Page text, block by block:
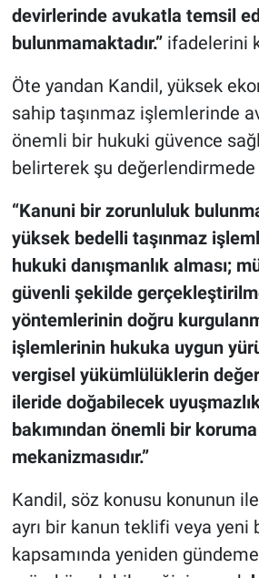
devirlerinde avukatla temsil
bulunmamaktadır.”ifadelerini
Öte yandan Kandil, yüksek
sahip taşınmaz işlemlerinde
önemli bir hukuki güvence
belirterek şu değerlendirmede
“Kanuni bir zorunluluk
yüksek bedelli taşınmaz
hukuki danışmanlık alması;
güvenli şekilde
yöntemlerinin doğru
işlemlerinin hukuka uygun
vergisel yükümlülüklerin
ileride doğabilecek
bakımından önemli bir koruma
mekanizmasıdır.”
Kandil, söz konusu konunun
ayrı bir kanun teklifi veya yeni
kapsamında yeniden